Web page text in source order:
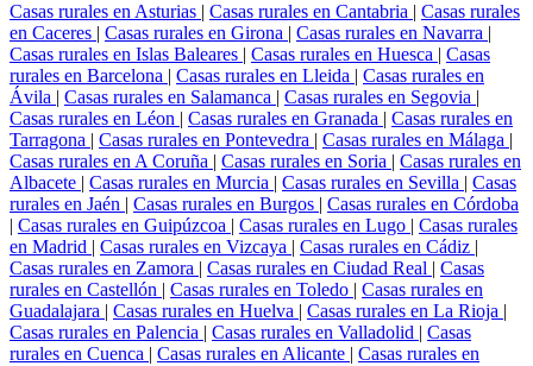
Casas rurales en Asturias | Casas rurales en Cantabria | Casas rurales
en Caceres | Casas rurales en Girona | Casas rurales en Navarra |
Casas rurales en Islas Baleares | Casas rurales en Huesca | Casas
rurales en Barcelona | Casas rurales en Lleida | Casas rurales en
Ávila | Casas rurales en Salamanca | Casas rurales en Segovia |
Casas rurales en Léon | Casas rurales en Granada | Casas rurales en
Tarragona | Casas rurales en Pontevedra | Casas rurales en Málaga |
Casas rurales en A Coruña | Casas rurales en Soria | Casas rurales en
Albacete | Casas rurales en Murcia | Casas rurales en Sevilla | Casas
rurales en Jaén | Casas rurales en Burgos | Casas rurales en Córdoba
| Casas rurales en Guipúzcoa | Casas rurales en Lugo | Casas rurales
en Madrid | Casas rurales en Vizcaya | Casas rurales en Cádiz |
Casas rurales en Zamora | Casas rurales en Ciudad Real | Casas
rurales en Castellón | Casas rurales en Toledo | Casas rurales en
Guadalajara | Casas rurales en Huelva | Casas rurales en La Rioja |
Casas rurales en Palencia | Casas rurales en Valladolid | Casas
rurales en Cuenca | Casas rurales en Alicante | Casas rurales en